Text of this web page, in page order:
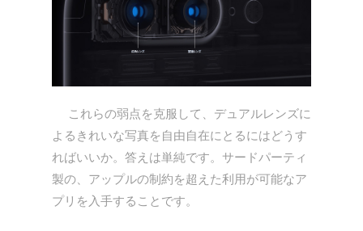
これらの弱点を克服して、デュアルレンズに
よるきれいな写真を自由自在にとるにはどうす
ればいいか。答えは単純です。サードパーティ
製の、アップルの制約を超えた利用が可能なア
プリを入手することです。